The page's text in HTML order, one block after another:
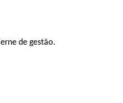
de gestão.